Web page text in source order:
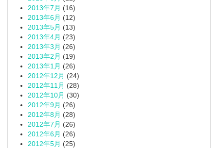
2013年7月 (16)
2013年6月 (12)
2013年5月 (13)
2013年4月 (23)
2013年3月 (26)
2013年2月 (19)
2013年1月 (26)
2012年12月 (24)
2012年11月 (28)
2012年10月 (30)
2012年9月 (26)
2012年8月 (28)
2012年7月 (26)
2012年6月 (26)
2012年5月 (25)